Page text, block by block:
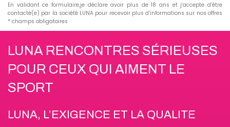
En validant ce formulaire,je déclare avoir plus de 18 ans et j’accepte d’être
contacté(e) par la société LUNA pour recevoir plus d’informations sur nos offres
* champs obligatoires
LUNA RENCONTRES SÉRIEUSES
POUR CEUX QUI AIMENT LE
SPORT
LUNA, L’EXIGENCE ET LA QUALITE